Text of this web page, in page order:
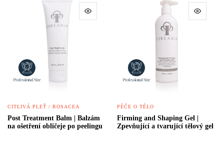
CITLIVÁ PLEŤ / ROSACEA
Post Treatment Balm | Balzám
na ošetření obličeje po peelingu
PÉČE O TĚLO
Firming and Shaping Gel |
Zpevňující a tvarující tělový gel